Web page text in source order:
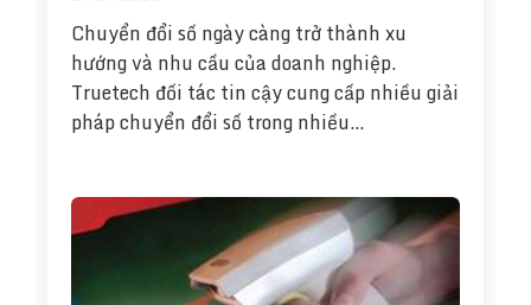
Chuyển đổi số ngày càng trở thành xu
hướng và nhu cầu của doanh nghiệp.
Truetech đối tác tin cậy cung cấp nhiều giải
pháp chuyển đổi số trong nhiều…